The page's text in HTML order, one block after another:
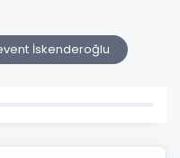
İskenderoğlu